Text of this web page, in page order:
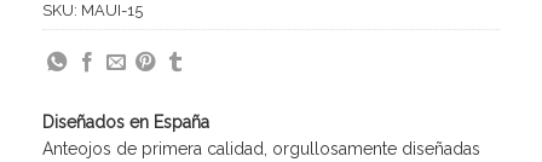
SKU: MAUI-15
Diseñados en España
Anteojos de primera calidad, orgullosamente diseñadas